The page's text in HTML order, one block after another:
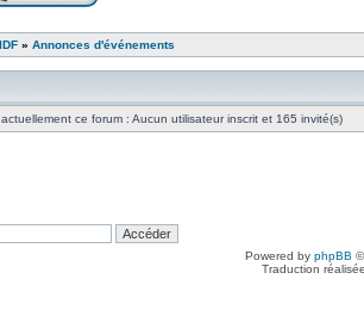
» Annonces d'événements
ce forum : Aucun utilisateur inscrit et 165 invité(s)
Powered by phpBB
Traduction